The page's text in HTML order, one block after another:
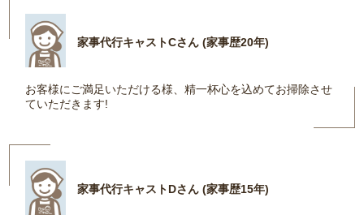
家事代行キャストCさん (家事歴20年)
お客様にご満足いただける様、精一杯心を込めてお掃除させ
ていただきます!
家事代行キャストDさん (家事歴15年)